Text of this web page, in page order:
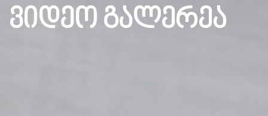
ვიდეო გალერეა